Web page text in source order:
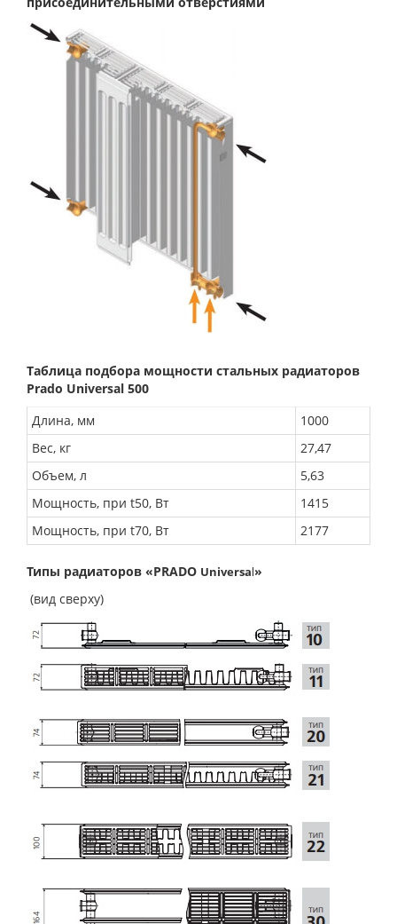
Таблица подбора мощности стальных радиаторов
Prado Universal 500
Длина, мм
1000
Вес, кг
27,47
Объем, л
5,63
Мощность, при t50, Вт
1415
Мощность, при t70, Вт
2177
Типы радиаторов «PRADO Universal»
(вид сверху)